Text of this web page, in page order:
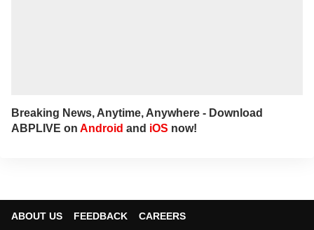
Breaking News, Anytime, Anywhere - Download
ABPLIVE on Android and iOS now!
ABOUT US FEEDBACK
CAREERS